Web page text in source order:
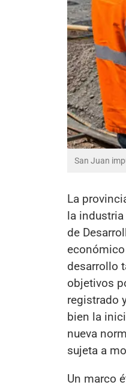
San Juan
La
la
de
económico
desarrollo
objetivos
registrado
bien la
nueva
sujeta a
Un marco